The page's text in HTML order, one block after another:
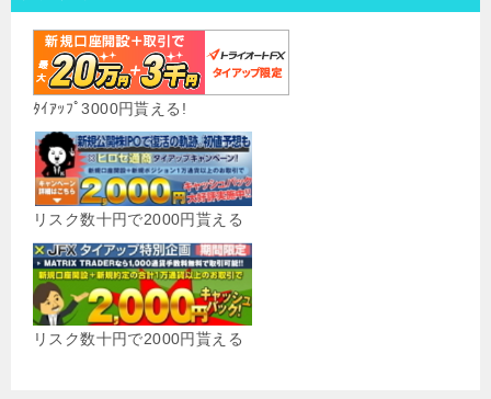
ﾀｲｱｯﾌﾟ3000円貰える!
リスク数十円で2000円貰える
リスク数十円で2000円貰える